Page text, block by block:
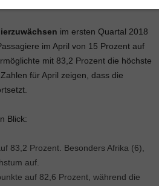
im ersten Quartal 2018
im April von 15 Prozent auf
mit 83,2 Prozent die höchste
für April zeigen, dass die
Blick:
83,2 Prozent. Besonders Afrika (6),
auf.
auf 82,6 Prozent, während die